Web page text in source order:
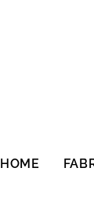
HOME